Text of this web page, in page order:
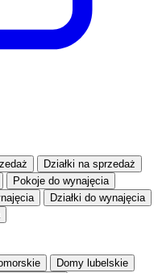
Działki na sprzedaż
Pokoje do wynajęcia
Działki do wynajęcia
Domy lubelskie